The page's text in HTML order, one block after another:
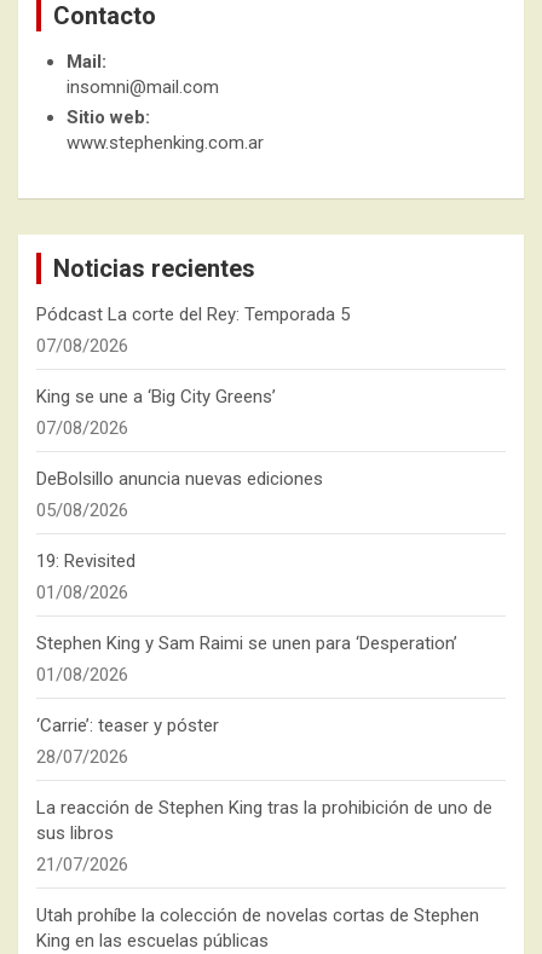
Contacto
Mail:
insomni@mail.com
Sitio web:
www.stephenking.com.ar
Noticias recientes
Pódcast La corte del Rey: Temporada 5
07/08/2026
King se une a ‘Big City Greens’
07/08/2026
DeBolsillo anuncia nuevas ediciones
05/08/2026
19: Revisited
01/08/2026
Stephen King y Sam Raimi se unen para ‘Desperation’
01/08/2026
‘Carrie’: teaser y póster
28/07/2026
La reacción de Stephen King tras la prohibición de uno de
sus libros
21/07/2026
Utah prohíbe la colección de novelas cortas de Stephen
King en las escuelas públicas